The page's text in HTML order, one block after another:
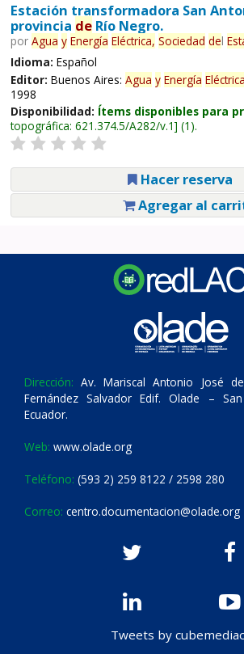
Estación transformadora San
provincia deRío Negro.
por Agua y Energía Eléctrica, Sociedad del
Idioma: Español
Editor: Buenos Aires: Agua y Energía
1998
Disponibilidad: Ítems disponibles para
topográfica: 621.374.5/A282/v.1 (1).
Hacer reserva
Agregar al
Dirección: Av. Mariscal Antonio José
Fernández Salvador Edif. Olade –
Ecuador.
Web: www.olade.org
Teléfono: (593 2) 259 8122 / 2598 280
Correo: centro.documentacion@olade.org
Tweets by